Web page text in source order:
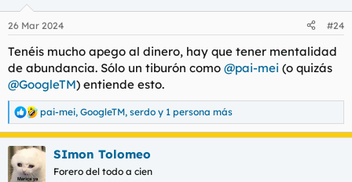
e
:
26 Mar 2024 #24
Tenéis mucho apego al dinero, hay que tener mentalidad
de abundancia. Sólo un tiburón como @pai-mei (o quizás
@GoogleTM) entiende esto.
R
e
a
c
c
pai-mei, GoogleTM, serdo y 1 persona más
SImon Tolomeo
Forero del todo a cien